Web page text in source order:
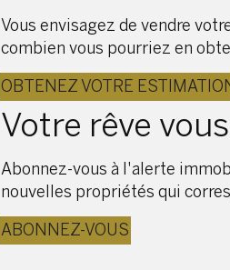
Vous envisagez de vendre
combien vous pourriez en
OBTENEZ VOTRE
Votre rêve
Abonnez-vous à l'alerte
nouvelles propriétés qui
ABONNEZ-VOUS